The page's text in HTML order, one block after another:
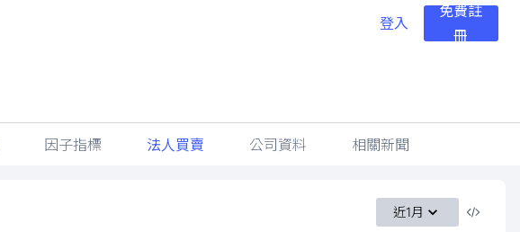
登入
免費註
冊
因子指標 法人買賣 公司資料 相關新聞
近1月